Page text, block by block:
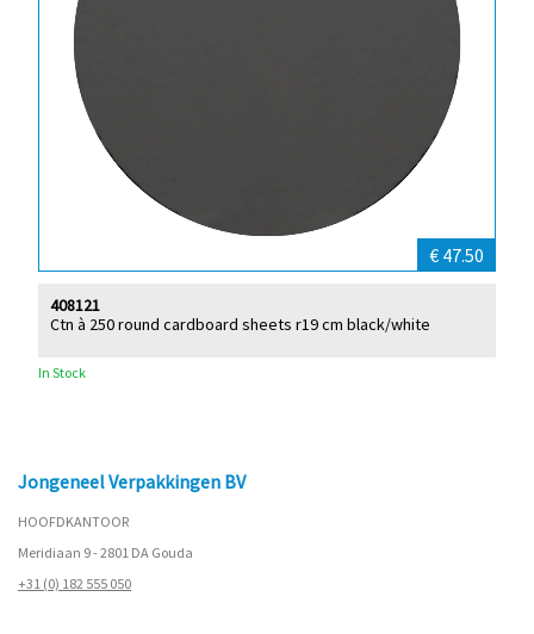
€ 47.50
Ctn à 250 round cardboard sheets r19 cm black/white
408121
In Stock
Jongeneel Verpakkingen BV
HOOFDKANTOOR
Meridiaan 9 - 2801 DA Gouda
+31 (0) 182 555 050